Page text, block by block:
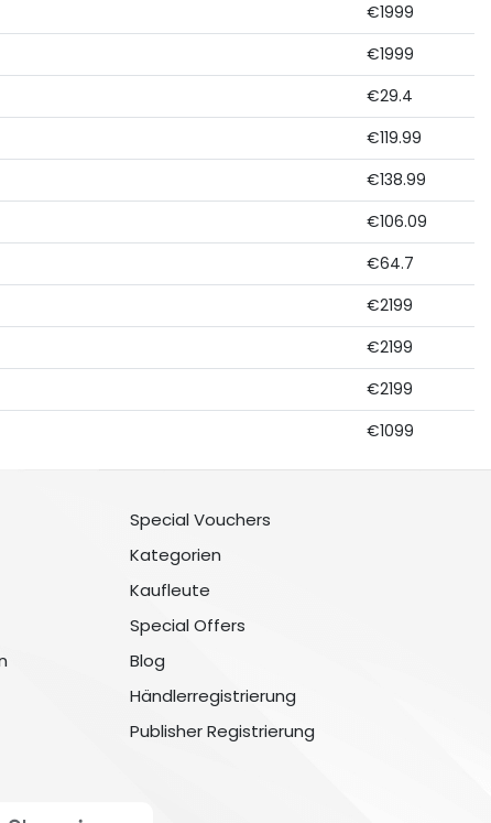
€1999
€1999
€29.4
€119.99
€138.99
€106.09
€64.7
€2199
€2199
€2199
€1099
Special Vouchers
Kategorien
Kaufleute
Special Offers
Blog
Händlerregistrierung
Publisher Registrierung